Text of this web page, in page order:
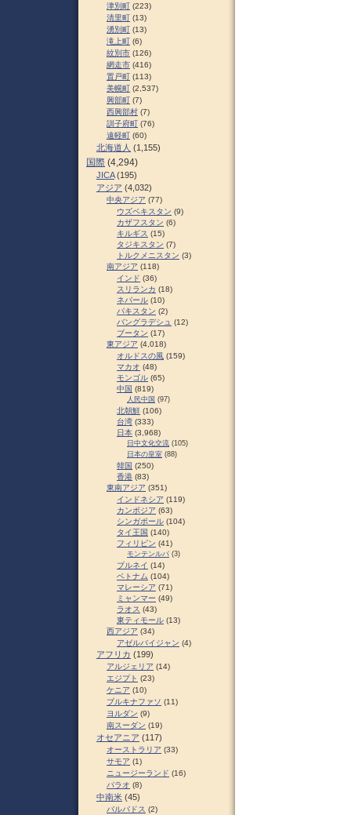
津別町 (223)
清里町 (13)
湧別町 (13)
滝上町 (6)
紋別市 (126)
網走市 (416)
置戸町 (113)
美幌町 (2,537)
興部町 (7)
西興部村 (7)
訓子府町 (76)
遠軽町 (60)
北海道人 (1,155)
国際 (4,294)
JICA(195)
アジア (4,032)
中央アジア (77)
ウズベキスタン (9)
カザフスタン (6)
キルギス (15)
タジキスタン (7)
トルクメニスタン (3)
南アジア (118)
インド (36)
スリランカ (18)
ネパール (10)
パキスタン (2)
バングラデシュ (12)
ブータン (17)
東アジア (4,018)
オルドスの風 (159)
マカオ (48)
モンゴル (65)
中国 (819)
人民中国 (97)
北朝鮮 (106)
台湾 (333)
日本 (3,968)
日中文化交流 (105)
日本の皇室 (88)
韓国 (250)
香港 (83)
東南アジア (351)
インドネシア (119)
カンボジア (63)
シンガポール (104)
タイ王国 (140)
フィリピン (41)
モンテンルパ (3)
ブルネイ (14)
ベトナム (104)
マレーシア (71)
ミャンマー (49)
ラオス (43)
東ティモール (13)
西アジア (34)
アゼルバイジャン (4)
アフリカ (199)
アルジェリア (14)
エジプト (23)
ケニア (10)
ブルキナファソ (11)
ヨルダン (9)
南スーダン (19)
オセアニア (117)
オーストラリア (33)
サモア (1)
ニュージーランド (16)
パラオ (8)
中南米 (45)
バルバドス (2)